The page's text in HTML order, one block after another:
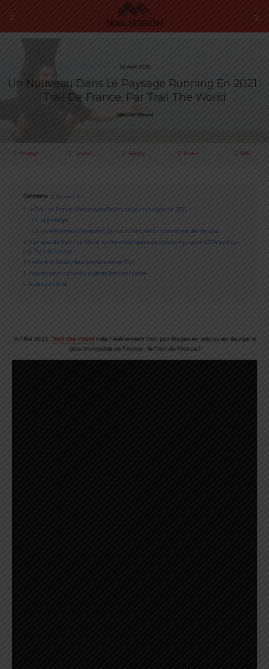
16 Août 2020
Un Nouveau Dans Le Paysage Running En 2021 :
Trail De France, Par Trail The World
Sébastien Rémond
Partager Tweeter Épingler E-mail SMS
Contenu Masquer
1
Le Trail de France : l’événement Trail à ne pas manquer en 2021
1.1
Le principe
1.2 Un événement d’exception qui va contribuer à l’attractivité des régions
2 A propos de Trail The World, la première agence de voyage française 100% trail qui
crée Trail de France
3 Frédéric et Maud, deux passionnés de Trail
4 Pour en savoir plus au sujet de Trail de France
5 Auteur/Autrice
A l’été 2021,Trail the World crée l’événement trail par étapes en solo ou en équipe le
plus incroyable de France : le Trail de France !